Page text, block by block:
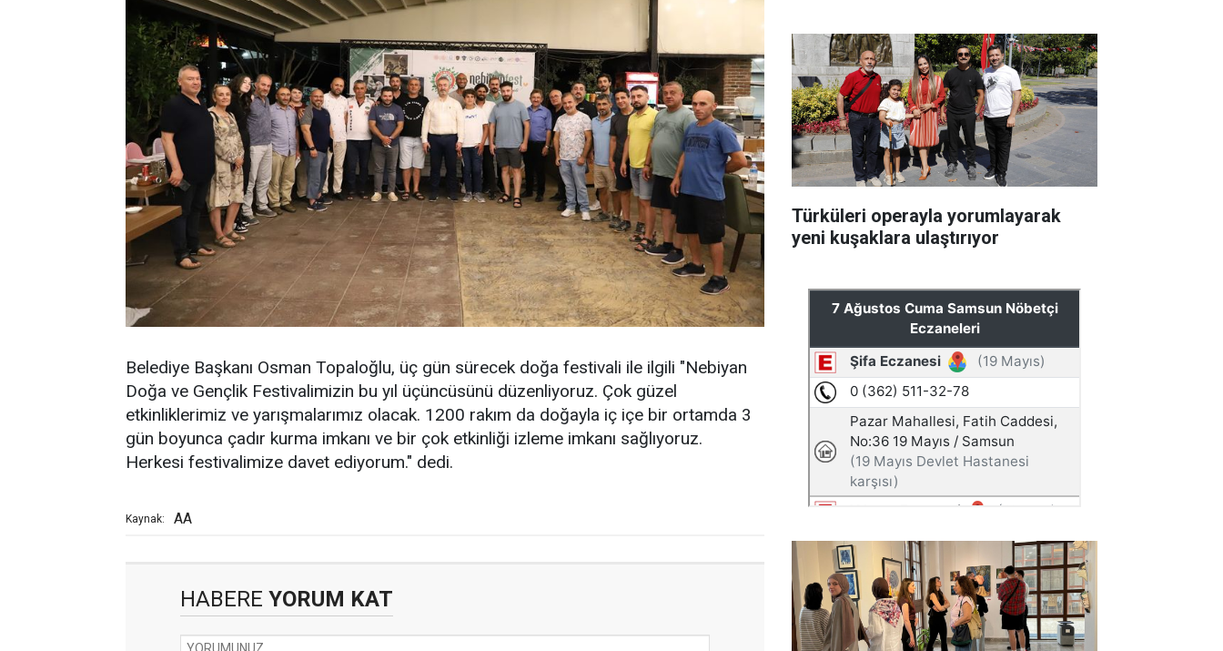
Belediye Başkanı Osman Topaloğlu, üç gün sürecek doğa festivali ile ilgili "Nebiyan
Doğa ve Gençlik Festivalimizin bu yıl üçüncüsünü düzenliyoruz. Çok güzel
etkinliklerimiz ve yarışmalarımız olacak. 1200 rakım da doğayla iç içe bir ortamda 3
gün boyunca çadır kurma imkanı ve bir çok etkinliği izleme imkanı sağlıyoruz.
Herkesi festivalimize davet ediyorum." dedi.
Kaynak: AA
HABERE YORUM KAT
Türküleri operayla yorumlayarak
yeni kuşaklara ulaştırıyor